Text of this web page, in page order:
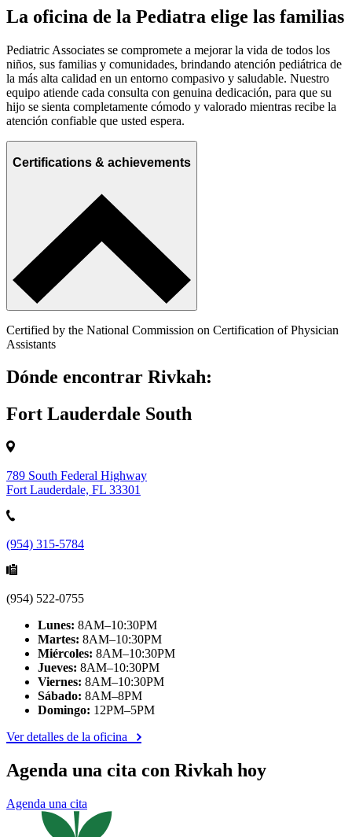
La oficina de la Pediatra elige las familias
Pediatric Associates se compromete a mejorar la vida de todos los
niños, sus familias y comunidades, brindando atención pediátrica de
la más alta calidad en un entorno compasivo y saludable. Nuestro
equipo atiende cada consulta con genuina dedicación, para que su
hijo se sienta completamente cómodo y valorado mientras recibe la
atención confiable que usted espera.
Certifications & achievements
Certified by the National Commission on Certification of Physician
Assistants
Dónde encontrar Rivkah:
Fort Lauderdale South
789 South Federal Highway
Fort Lauderdale, FL 33301
(954) 315-5784
(954) 522-0755
Lunes: 8AM–10:30PM
Martes: 8AM–10:30PM
Miércoles: 8AM–10:30PM
Jueves: 8AM–10:30PM
Viernes: 8AM–10:30PM
Sábado: 8AM–8PM
Domingo: 12PM–5PM
Ver detalles de la oficina
Agenda una cita con Rivkah hoy
Agenda una cita